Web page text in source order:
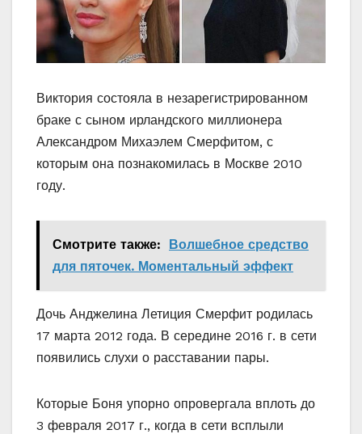
Виктория состояла в незарегистрированном
браке с сыном ирландского миллионера
Александром Михаэлем Смерфитом, с
которым она познакомилась в Москве 2010
году.
Смотрите также:
Волшебное средство
для пяточек. Моментальный эффект
Дочь Анджелина Летиция Смерфит родилась
17 марта 2012 года. В середине 2016 г. в сети
появились слухи о расставании пары.
Которые Боня упорно опровергала вплоть до
3 февраля 2017 г., когда в сети всплыли